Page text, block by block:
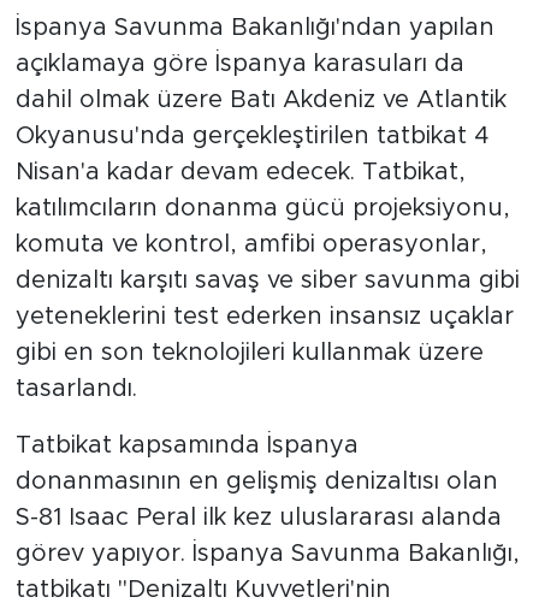
İspanya Savunma Bakanlığı'ndan yapılan
açıklamaya göre İspanya karasuları da
dahil olmak üzere Batı Akdeniz ve Atlantik
Okyanusu'nda gerçekleştirilen tatbikat 4
Nisan'a kadar devam edecek. Tatbikat,
katılımcıların donanma gücü projeksiyonu,
komuta ve kontrol, amfibi operasyonlar,
denizaltı karşıtı savaş ve siber savunma gibi
yeteneklerini test ederken insansız uçaklar
gibi en son teknolojileri kullanmak üzere
tasarlandı.
Tatbikat kapsamında İspanya
donanmasının en gelişmiş denizaltısı olan
S-81 Isaac Peral ilk kez uluslararası alanda
görev yapıyor. İspanya Savunma Bakanlığı,
tatbikatı "Denizaltı Kuvvetleri'nin